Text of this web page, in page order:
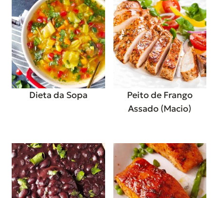
Dieta da Sopa
Peito de Frango
Assado (Macio)